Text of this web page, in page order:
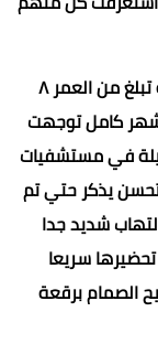
حيث تم بحمد الله وفضله انقاذ حياة طفلة تبلغ من العمر ٨
كامل توجهت
في مستشفيات
يذكر حتي تم
شديد جدا
سريعا
الصمام برقعة